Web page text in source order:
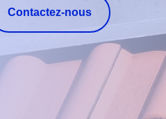
Contactez-nous